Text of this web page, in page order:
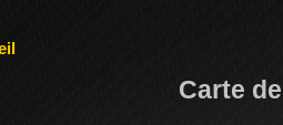
Carte